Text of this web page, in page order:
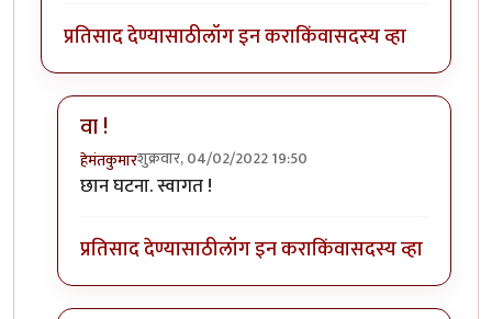
प्रतिसाद देण्यासाठीलॉग इन कराकिंवासदस्य व्हा
वा !
हेमंतकुमारशुक्रवार, 04/02/2022 19:50
In reply to70 साल के इंतजार के बाद...
छान घटना. स्वागत !
प्रतिसाद देण्यासाठीलॉग इन कराकिंवासदस्य व्हा